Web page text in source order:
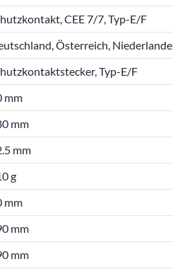
CEE 7/7, Typ-E/F
Österreich, Niederlande
Typ-E/F
mm
mm
mm
g
mm
mm
mm